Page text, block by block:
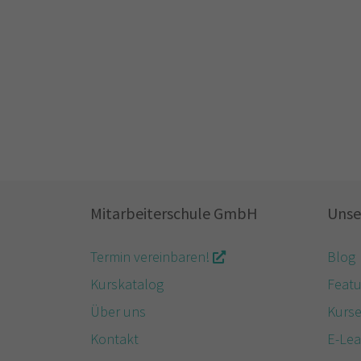
Mitarbeiterschule GmbH
Termin vereinbaren!
Kurskatalog
Über uns
Kontakt
Blog
E-